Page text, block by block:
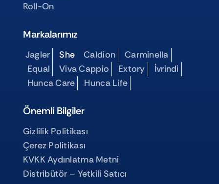
Roll-On
Markalarımız
Jagler She Caldion
Carminella
Equal
Viva Cappio Extory
İvrindi
Hunca Care
Hunca Life
Önemli Bilgiler
Gizlilik Politikası
Çerez Politikası
KVKK Aydınlatma Metni
Distribütör – Yetkili Satıcı